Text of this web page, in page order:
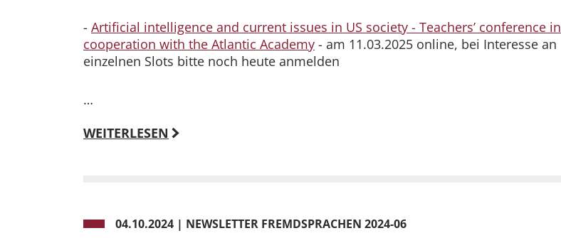
- Artificial intelligence and current issues in US society - Teachers’ conference in
cooperation with the Atlantic Academy - am 11.03.2025 online, bei Interesse an
einzelnen Slots bitte noch heute anmelden
…
WEITERLESEN
04.10.2024 | NEWSLETTER FREMDSPRACHEN 2024-06